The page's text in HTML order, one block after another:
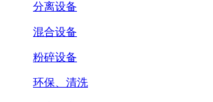
分离设备
混合设备
粉碎设备
环保、清洗